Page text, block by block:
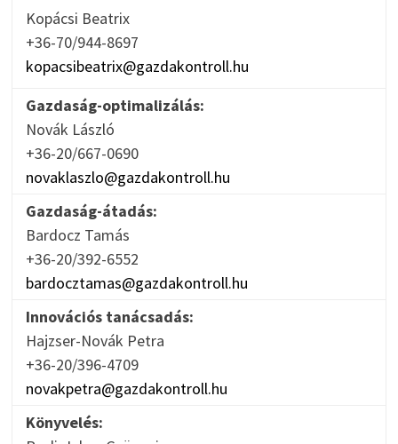
Kopácsi Beatrix
+36-70/944-8697
kopacsibeatrix@gazdakontroll.hu
Gazdaság-optimalizálás:
Novák László
+36-20/667-0690
novaklaszlo@gazdakontroll.hu
Gazdaság-átadás:
Bardocz Tamás
+36-20/392-6552
bardocztamas@gazdakontroll.hu
Innovációs tanácsadás:
Hajzser-Novák Petra
+36-20/396-4709
novakpetra@gazdakontroll.hu
Könyvelés: